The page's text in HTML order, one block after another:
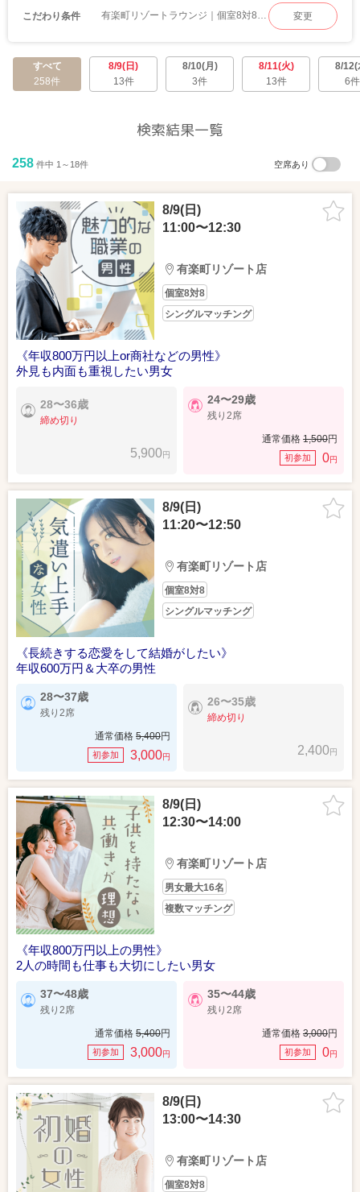
こだわり条件 有楽町リゾートラウンジ｜個室8対8 婚活パーティー 変更
すべて
258件
8/9(日)
13件
8/10(月)
3件
8/11(火)
13件
8/12(
6件
検索結果一覧
258 件中 1～18件 空席あり
8/9(日)
11:00〜12:30
有楽町リゾート店
個室8対8
シングルマッチング
《年収800万円以上or商社などの男性》
外見も内面も重視したい男女
28〜36歳
締め切り
5,900円
24〜29歳
残り2席
通常価格 1,500円
初参加 0円
8/9(日)
11:20〜12:50
有楽町リゾート店
個室8対8
シングルマッチング
《長続きする恋愛をして結婚がしたい》
年収600万円＆大卒の男性
28〜37歳
残り2席
通常価格 5,400円
初参加 3,000円
26〜35歳
締め切り
2,400円
8/9(日)
12:30〜14:00
有楽町リゾート店
男女最大16名
複数マッチング
《年収800万円以上の男性》
2人の時間も仕事も大切にしたい男女
37〜48歳
残り2席
通常価格 5,400円
初参加 3,000円
35〜44歳
残り2席
通常価格 3,000円
初参加 0円
8/9(日)
13:00〜14:30
有楽町リゾート店
個室8対8